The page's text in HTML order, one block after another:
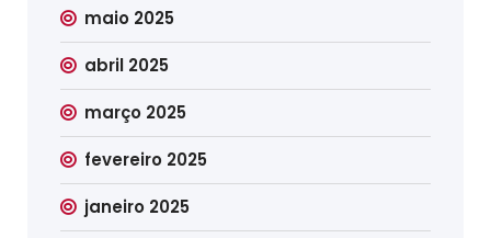
maio 2025
abril 2025
março 2025
fevereiro 2025
janeiro 2025